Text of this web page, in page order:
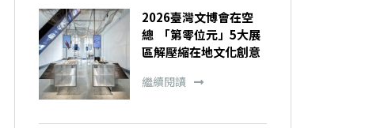
2026臺灣文博會在空
總 「第零位元」5大展
區解壓縮在地文化創意
繼續閱讀